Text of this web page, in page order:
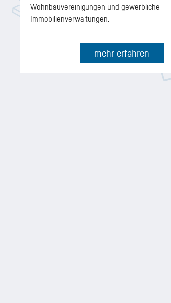
Wohnbauvereinigungen und gewerbliche
Immobilienverwaltungen.
mehr erfahren